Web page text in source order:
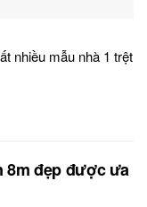
nhiều mẫu nhà 1 trệt
8m đẹp được ưa